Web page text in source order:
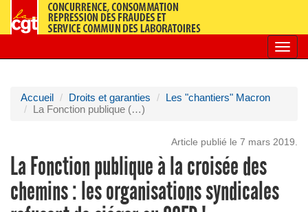
Accueil Droits et garanties
Les "chantiers" Macron
La Fonction publique (…)
Article publié le 7 mars 2019.
La Fonction publique à la croisée des
chemins : les organisations syndicales